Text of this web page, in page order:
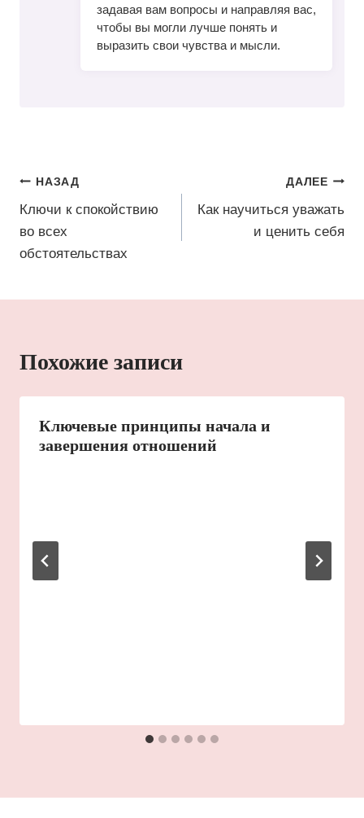
задавая вам вопросы и направляя вас,
чтобы вы могли лучше понять и
выразить свои чувства и мысли.
Навигация
по
записям
НАЗАД
Ключи к спокойствию
во всех
обстоятельствах
ДАЛЕЕ
Как научиться уважать
и ценить себя
Похожие записи
Ключевые принципы начала и
завершения отношений